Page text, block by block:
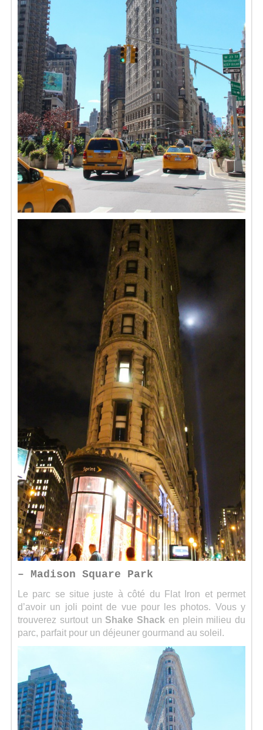
– Madison Square Park
Le parc se situe juste à côté du Flat Iron et permet
d’avoir un joli point de vue pour les photos. Vous y
trouverez surtout un Shake Shack en plein milieu du
parc, parfait pour un déjeuner gourmand au soleil.